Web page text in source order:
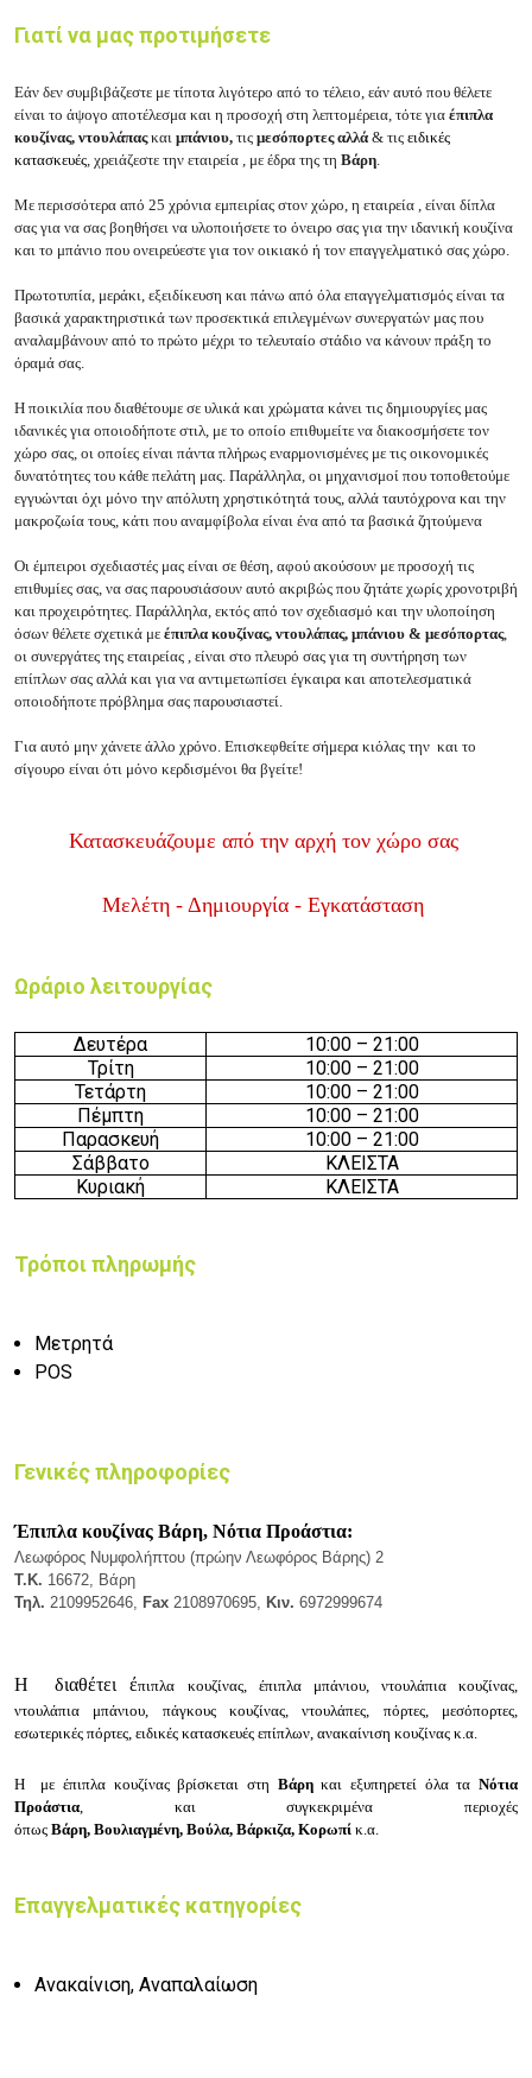
Γιατί να μας προτιμήσετε
Εάν δεν συμβιβάζεστε με τίποτα λιγότερο από το τέλειο, εάν αυτό που θέλετε
είναι το άψογο αποτέλεσμα και η προσοχή στη λεπτομέρεια, τότε για έπιπλα
κουζίνας, ντουλάπαςκαι μπάνιου, τις μεσόπορτες αλλά & τις ειδικές
κατασκευές , χρειάζεστε την εταιρεία , με έδρα της τη Βάρη
Με περισσότερα από 25 χρόνια εμπειρίας στον χώρο, η εταιρεία , είναι δίπλα
σας για να σας βοηθήσει να υλοποιήσετε το όνειρο σας για την ιδανική κουζίνα
και το μπάνιο που ονειρεύεστε για τον οικιακό ή τον επαγγελματικό σας χώρο.
Πρωτοτυπία, μεράκι, εξειδίκευση και πάνω από όλα επαγγελματισμός είναι τα
βασικά χαρακτηριστικά των προσεκτικά επιλεγμένων συνεργατών μας που
αναλαμβάνουν από το πρώτο μέχρι το τελευταίο στάδιο να κάνουν πράξη το
όραμά σας.
Η ποικιλία που διαθέτουμε σε υλικά και χρώματα κάνει τις δημιουργίες μας
ιδανικές για οποιοδήποτε στιλ, με το οποίο επιθυμείτε να διακοσμήσετε τον
χώρο σας, οι οποίες είναι πάντα πλήρως εναρμονισμένες με τις οικονομικές
δυνατότητες του κάθε πελάτη μας. Παράλληλα, οι μηχανισμοί που τοποθετούμε
εγγυώνται όχι μόνο την απόλυτη χρηστικότητά τους, αλλά ταυτόχρονα και την
μακροζωία τους, κάτι που αναμφίβολα είναι ένα από τα βασικά ζητούμενα
Οι έμπειροι σχεδιαστές μας είναι σε θέση, αφού ακούσουν με προσοχή τις
επιθυμίες σας, να σας παρουσιάσουν αυτό ακριβώς που ζητάτε χωρίς χρονοτριβή
και προχειρότητες. Παράλληλα, εκτός από τον σχεδιασμό και την υλοποίηση
όσων θέλετε σχετικά με έπιπλα κουζίνας, ντουλάπας, μπάνιου & μεσόπορτας,
οι συνεργάτες της εταιρείας , είναι στο πλευρό σας για τη συντήρηση των
επίπλων σας αλλά και για να αντιμετωπίσει έγκαιρα και αποτελεσματικά
οποιοδήποτε πρόβλημα σας παρουσιαστεί.
Για αυτό μην χάνετε άλλο χρόνο. Επισκεφθείτε σήμερα κιόλας την και το
σίγουρο είναι ότι μόνο κερδισμένοι θα βγείτε!
Κατασκευάζουμε από την αρχή τον χώρο σας
Μελέτη - Δημιουργία - Εγκατάσταση
Ωράριο λειτουργίας
Δευτέρα 10:00 – 21:00
Τρίτη
10:00 – 21:00
Τετάρτη
10:00 – 21:00
Πέμπτη
10:00 – 21:00
Παρασκευή
10:00 – 21:00
Σάββατο
ΚΛΕΙΣΤΑ
Κυριακή
ΚΛΕΙΣΤΑ
Τρόποι πληρωμής
Μετρητά
POS
Γενικές πληροφορίες
Έπιπλα κουζίνας Βάρη, Νότια Προάστια:
Λεωφόρος Νυμφολήπτου (πρώην Λεωφόρος Βάρης) 2
Τ.Κ. 16672, Βάρη
Τηλ. 2109952646, Fax 2108970695, Κιν. 6972999674
Η διαθέτει έπιπλα κουζίνας, έπιπλα μπάνιου, ντουλάπια κουζίνας,
ντουλάπια μπάνιου, πάγκους κουζίνας, ντουλάπες, πόρτες, μεσόπορτες,
εσωτερικές πόρτες, ειδικές κατασκευές επίπλων, ανακαίνιση κουζίνας κ.α.
Η με έπιπλα κουζίνας βρίσκεται στη Βάρηκαι εξυπηρετεί όλα ταΝότια
Προάστια , και συγκεκριμένα περιοχές
όπως Βάρη, Βουλιαγμένη, Βούλα, Βάρκιζα, Κορωπί κ.α.
Επαγγελματικές κατηγορίες
Ανακαίνιση, Αναπαλαίωση